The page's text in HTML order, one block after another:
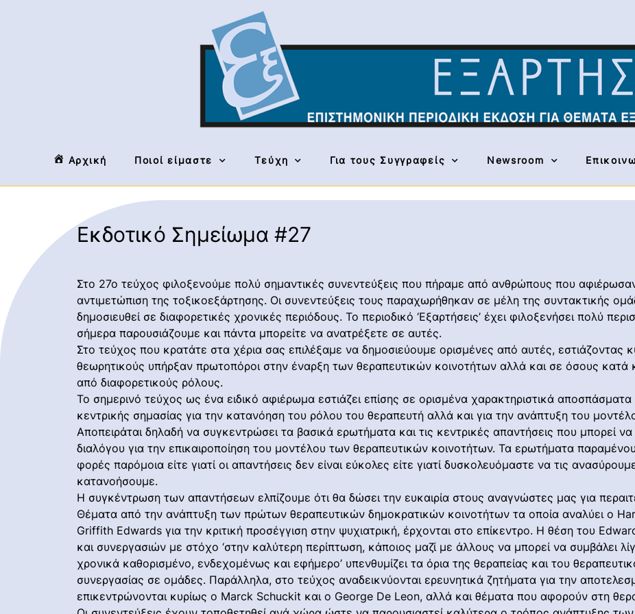
Αρχική Ποιοί είμαστε Τεύχη Για τους Συγγραφείς Newsroom
Εκδοτικό Σημείωμα #27
Στο 27ο τεύχος φιλοξενούμε πολύ σημαντικές συνεντεύξεις που πήραμε από ανθρώπους που
αντιμετώπιση της τοξικοεξάρτησης. Οι συνεντεύξεις τους παραχωρήθηκαν σε μέλη της συντακτικής
δημοσιευθεί σε διαφορετικές χρονικές περιόδους. Το περιοδικό ‘Εξαρτήσεις’ έχει φιλοξενήσει πολύ
σήμερα παρουσιάζουμε και πάντα μπορείτε να ανατρέξετε σε αυτές.
Στο τεύχος που κρατάτε στα χέρια σας επιλέξαμε να δημοσιεύουμε ορισμένες από αυτές, εστιάζοντας
θεωρητικούς υπήρξαν πρωτοπόροι στην έναρξη των θεραπευτικών κοινοτήτων αλλά και σε όσους
από διαφορετικούς ρόλους.
Το σημερινό τεύχος ως ένα ειδικό αφιέρωμα εστιάζει επίσης σε ορισμένα χαρακτηριστικά
κεντρικής σημασίας για την κατανόηση του ρόλου του θεραπευτή αλλά και για την ανάπτυξη του
Αποπειράται δηλαδή να συγκεντρώσει τα βασικά ερωτήματα και τις κεντρικές απαντήσεις που μπορεί
διαλόγου για την επικαιροποίηση του μοντέλου των θεραπευτικών κοινοτήτων. Τα ερωτήματα
φορές παρόμοια είτε γιατί οι απαντήσεις δεν είναι εύκολες είτε γιατί δυσκολευόμαστε να τις
κατανοήσουμε.
Η συγκέντρωση των απαντήσεων ελπίζουμε ότι θα δώσει την ευκαιρία στους αναγνώστες μας για
Θέματα από την ανάπτυξη των πρώτων θεραπευτικών δημοκρατικών κοινοτήτων τα οποία αναλύει ο
Griffith Edwards για την κριτική προσέγγιση στην ψυχιατρική, έρχονται στο επίκεντρο. Η θέση του
και συνεργασιών με στόχο ‘στην καλύτερη περίπτωση, κάποιος μαζί με άλλους να μπορεί να συμβάλει
χρονικά καθορισμένο, ενδεχομένως και εφήμερο’ υπενθυμίζει τα όρια της θεραπείας και του
συνεργασίας σε ομάδες. Παράλληλα, στο τεύχος αναδεικνύονται ερευνητικά ζητήματα για την
επικεντρώνονται κυρίως ο Marck Schuckit και ο George De Leon, αλλά και θέματα που αφορούν στη